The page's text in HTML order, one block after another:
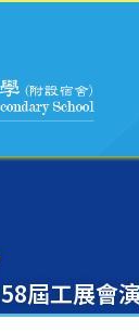
58屆工展會